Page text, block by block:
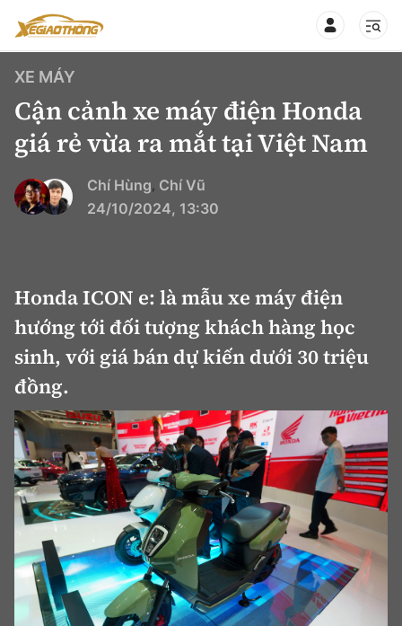
360° xe
Hạ tầng phương tiện
Góc nhìn
Tâm điểm
Xe du lịch
Xe chuyên dụng
Xe máy
Đánh giá xe
Đánh giá xe mới
So sánh
Xếp hạng xe
Lái mới
Tư vấn sử dụng
Chọn xe
Lái xe an toàn
Bảo hiểm xe
Sản phẩm bảo hiểm
Bồi thường bảo hiểm
Xe xanh
Video
Review xe
Giới thiệu xe
Ảnh
Ô tô
XE MÁY
Cận cảnh xe máy điện Honda
giá rẻ vừa ra mắt tại Việt Nam
Chí Hùng Chí Vũ
24/10/2024, 13:30
Honda ICON e: là mẫu xe máy điện
hướng tới đối tượng khách hàng học
sinh, với giá bán dự kiến dưới 30 triệu
đồng.